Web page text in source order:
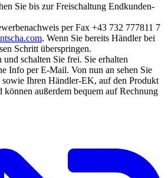
Sie bis zur Freischaltung Endkunden-
per Fax +43 732 777811 7
. Wenn Sie bereits Händler bei
Schritt überspringen.
schalten Sie frei. Sie erhalten
Info per E-Mail. Von nun an sehen Sie
Ihren Händler-EK, auf den Produkt
können außerdem bequem auf Rechnung